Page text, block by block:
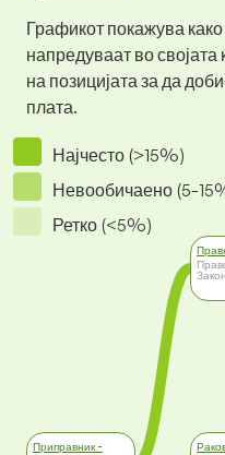
Графикот покажува
напредуваат во
на позицијата за да
плата.
Најчесто (>15%)
Невообичаено (5-
Ретко (<5%)
Приправник -